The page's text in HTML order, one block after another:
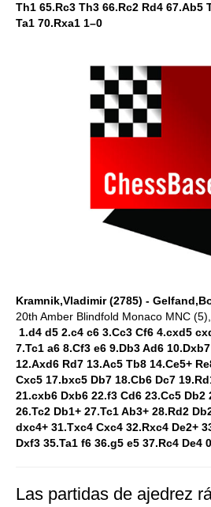
Th1 65.Rc3 Th3 66.Rc2 Rd4 67.Ab5
Ta1 70.Rxa1 1–0
Kramnik,Vladimir (2785) -
20th Amber Blindfold Monaco MNC
1.d4 d5 2.c4 c6 3.Cc3 Cf6 4.cxd5
7.Tc1 a6 8.Cf3 e6 9.Db3 Ad6
12.Axd6 Rd7 13.Ac5 Tb8 14.Ce5+
Cxc5 17.bxc5 Db7 18.Cb6 Dc7
21.cxb6 Dxb6 22.f3 Cd6 23.Cc5 Db2
26.Tc2 Db1+ 27.Tc1 Ab3+ 28.Rd2
dxc4+ 31.Txc4 Cxc4 32.Rxc4 De2+
Dxf3 35.Ta1 f6 36.g5 e5 37.Rc4 De4
Las partidas de ajedrez